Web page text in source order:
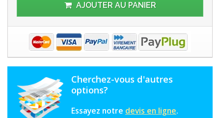
AJOUTER AU PANIER
Cherchez-vous d'autres
options?
Essayez notre devis en ligne.